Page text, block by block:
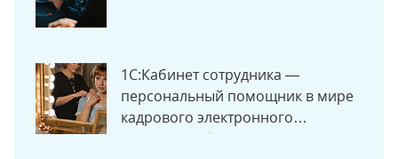
1С:Кабинет сотрудника —
персональный помощник в мире
кадрового электронного
документооборота.